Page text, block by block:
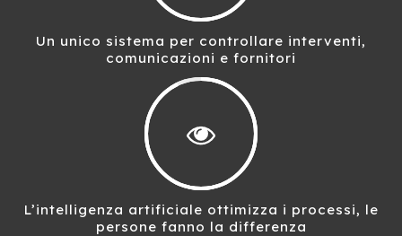
Un unico sistema per controllare interventi,
comunicazioni e fornitori
L’intelligenza artificiale ottimizza i processi, le
persone fanno la differenza